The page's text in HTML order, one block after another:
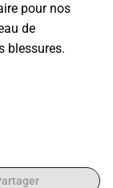
pour nos
de
blessures.